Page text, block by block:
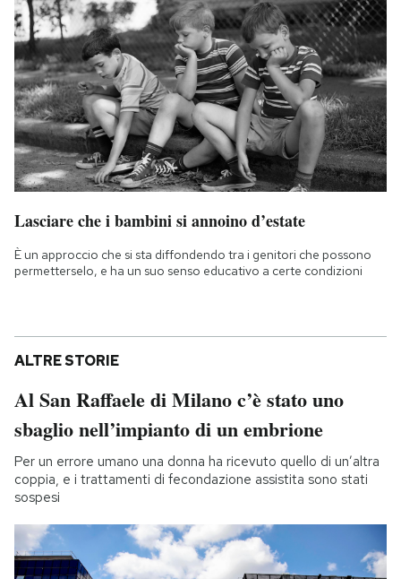
Lasciare che i bambini si annoino d’estate
È un approccio che si sta diffondendo tra i genitori che possono
permetterselo, e ha un suo senso educativo a certe condizioni
ALTRE STORIE
Al San Raffaele di Milano c’è stato uno
sbaglio nell’impianto di un embrione
Per un errore umano una donna ha ricevuto quello di un’altra
coppia, e i trattamenti di fecondazione assistita sono stati
sospesi